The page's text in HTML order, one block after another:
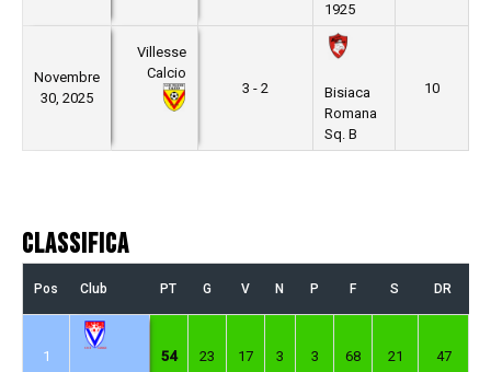
1925
Novembre
30, 2025
Villesse
Calcio
3 - 2
Bisiaca
Romana
Sq. B
10
Classifica
Pos Club PT G V N P F S DR
1
54 23 17 3 3 68 21 47